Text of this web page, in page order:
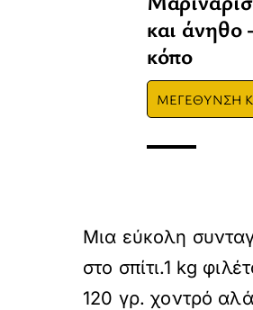
και άνηθο
κόπο
ΜΕΓΕΘΥΝΣΗ
Μια εύκολη
στο σπίτι.1 kg
120 γρ. χοντρό